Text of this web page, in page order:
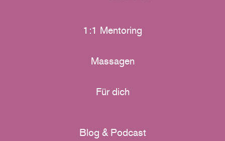
1:1 Mentoring
Massagen
Für dich
Blog & Podcast